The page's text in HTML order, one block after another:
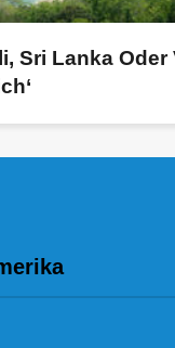
Sri Lanka Oder